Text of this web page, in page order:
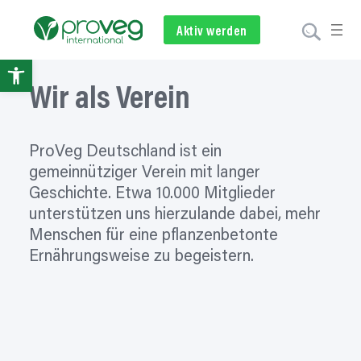
Aktiv werden
Newsletter
Spenden
Wir als Verein
ProVeg Deutschland ist ein
gemeinnütziger Verein mit langer
Geschichte. Etwa 10.000 Mitglieder
unterstützen uns hierzulande dabei, mehr
Menschen für eine pflanzenbetonte
Ernährungsweise zu begeistern.
Open
toolbar